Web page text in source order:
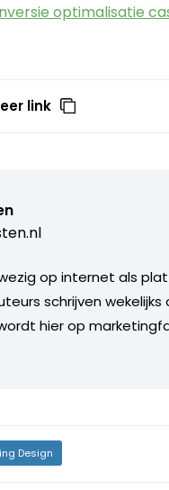
optimalisatie
link
op internet als
schrijven
hier op
Design